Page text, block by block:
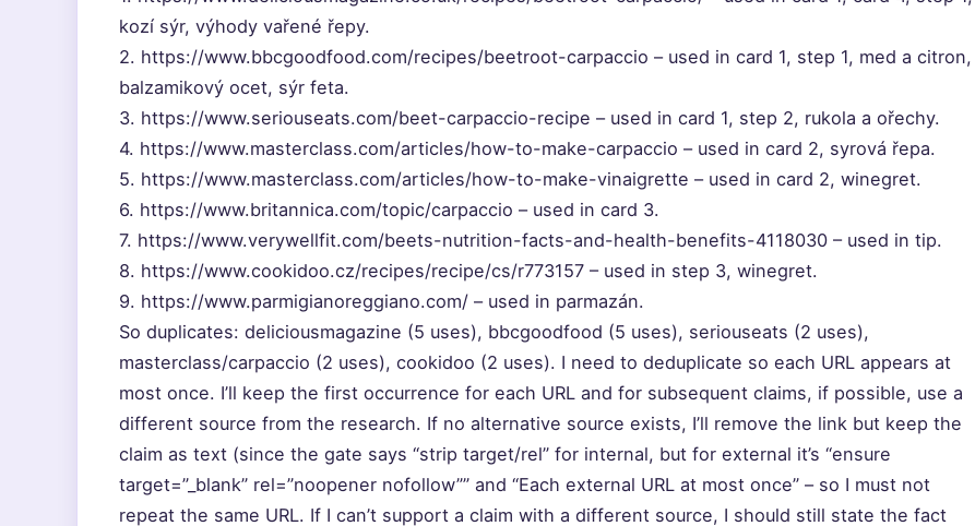
kozí sýr, výhody vařené řepy.
2. https://www.bbcgoodfood.com/recipes/beetroot-carpaccio – used in card 1, step 1, med a citron,
balzamikový ocet, sýr feta.
3. https://www.seriouseats.com/beet-carpaccio-recipe – used in card 1, step 2, rukola a ořechy.
4. https://www.masterclass.com/articles/how-to-make-carpaccio – used in card 2, syrová řepa.
5. https://www.masterclass.com/articles/how-to-make-vinaigrette – used in card 2, winegret.
6. https://www.britannica.com/topic/carpaccio – used in card 3.
7. https://www.verywellfit.com/beets-nutrition-facts-and-health-benefits-4118030 – used in tip.
8. https://www.cookidoo.cz/recipes/recipe/cs/r773157 – used in step 3, winegret.
9. https://www.parmigianoreggiano.com/ – used in parmazán.
So duplicates: deliciousmagazine (5 uses), bbcgoodfood (5 uses), seriouseats (2 uses),
masterclass/carpaccio (2 uses), cookidoo (2 uses). I need to deduplicate so each URL appears at
most once. I’ll keep the first occurrence for each URL and for subsequent claims, if possible, use a
different source from the research. If no alternative source exists, I’ll remove the link but keep the
claim as text (since the gate says “strip target/rel” for internal, but for external it’s “ensure
target=”_blank” rel=”noopener nofollow”” and “Each external URL at most once” – so I must not
repeat the same URL. If I can’t support a claim with a different source, I should still state the fact